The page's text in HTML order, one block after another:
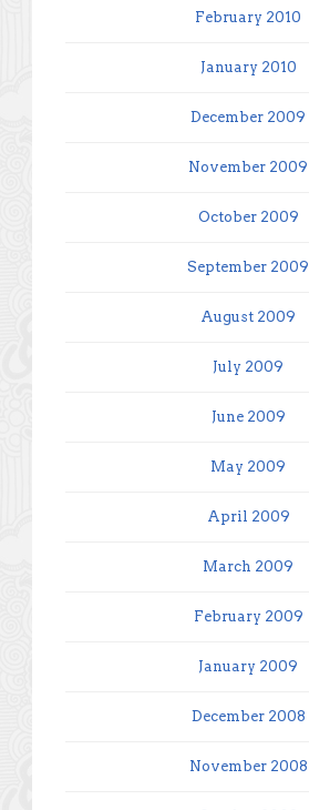
February 2010
January 2010
December 2009
November 2009
October 2009
September 2009
August 2009
July 2009
June 2009
May 2009
April 2009
March 2009
February 2009
January 2009
December 2008
November 2008